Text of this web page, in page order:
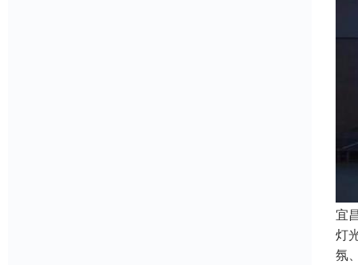
宜
灯
氛